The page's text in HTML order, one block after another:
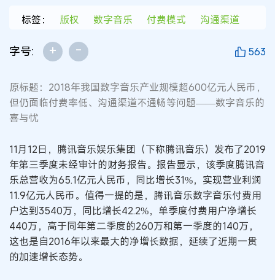
标签：
版权 数字音乐 付费模式 沟通渠道
字号: + - 563
原标题：2018年我国数字音乐产业规模超600亿元人民币，
但仍面临付费率低、沟通渠道不通畅等问题——数字音乐的
喜与忧
11月12日，腾讯音乐娱乐集团（下称腾讯音乐）发布了2019
年第三季度未经审计的财务报告。报告显示，该季度腾讯音
乐总营收为65.1亿元人民币，同比增长31%，实现营业利润
11.9亿元人民币。值得一提的是，腾讯音乐数字音乐付费用
户达到3540万，同比增长42.2%，单季度付费用户净增长
440万，高于同年第二季度的260万和第一季度的140万，
这也是自2016年以来最大的净增长数据，延续了近期一贯
的加速增长态势。